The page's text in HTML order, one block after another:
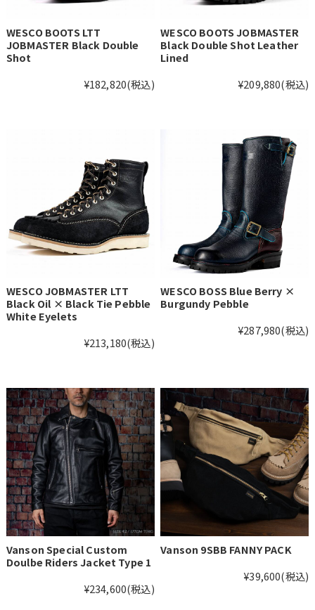
WESCO BOOTS LTT
JOBMASTER Black Double
Shot
¥182,820(税込)
WESCO BOOTS JOBMASTER
Black Double Shot Leather
Lined
¥209,880(税込)
WESCO JOBMASTER LTT
Black Oil × Black Tie Pebble
White Eyelets
¥213,180(税込)
WESCO BOSS Blue Berry ×
Burgundy Pebble
¥287,980(税込)
Vanson Special Custom
Doulbe Riders Jacket Type 1
¥234,600(税込)
Vanson 9SBB FANNY PACK
¥39,600(税込)